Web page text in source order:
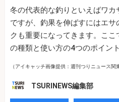
冬の代表的な釣りといえばワ
ですが、釣果を伸ばすにはエ
クも重要になってきます。こ
の種類と使い方の4つのポイン
（アイキャッチ画像提供：週刊つりニュース関
TSURINEWS編集部